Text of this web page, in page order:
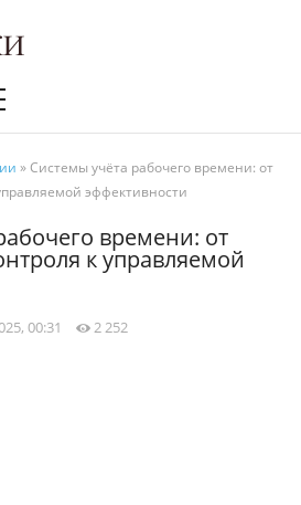
» Системы учёта рабочего времени: от
эффективности
времени: от
к управляемой
00:31 2 252